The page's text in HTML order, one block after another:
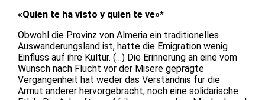
«Quien te ha visto y quien te ve»*
Obwohl die Provinz von Almeria ein traditionelles
Auswanderungsland ist, hatte die Emigration wenig
Einfluss auf ihre Kultur. (…) Die Erinnerung an eine vom
Wunsch nach Flucht vor der Misere geprägte
Vergangenheit hat weder das Verständnis für die
Armut anderer hervorgebracht, noch eine solidarische